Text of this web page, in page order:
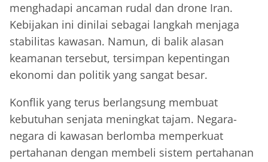
menghadapi ancaman rudal dan drone Iran.
Kebijakan ini dinilai sebagai langkah menjaga
stabilitas kawasan. Namun, di balik alasan
keamanan tersebut, tersimpan kepentingan
ekonomi dan politik yang sangat besar.
Konflik yang terus berlangsung membuat
kebutuhan senjata meningkat tajam. Negara-
negara di kawasan berlomba memperkuat
pertahanan dengan membeli sistem pertahanan